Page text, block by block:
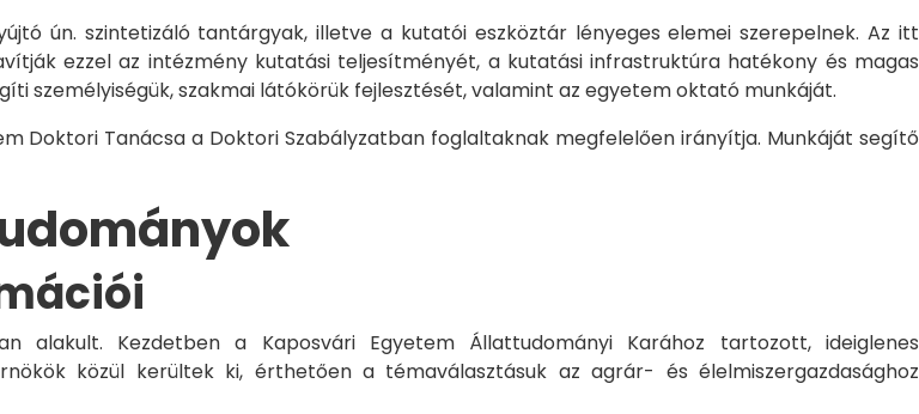
ún. szintetizáló tantárgyak, illetve a kutatói eszköztár lényeges elemei szerepelnek. Az itt
ezzel az intézmény kutatási teljesítményét, a kutatási infrastruktúra hatékony és magas
személyiségük, szakmai látókörük fejlesztését, valamint az egyetem oktató munkáját.
Doktori Tanácsa a Doktori Szabályzatban foglaltaknak megfelelően irányítja. Munkáját segítő
alakult. Kezdetben a Kaposvári Egyetem Állattudományi Karához tartozott, ideiglenes
közül kerültek ki, érthetően a témaválasztásuk az agrár- és élelmiszergazdasághoz